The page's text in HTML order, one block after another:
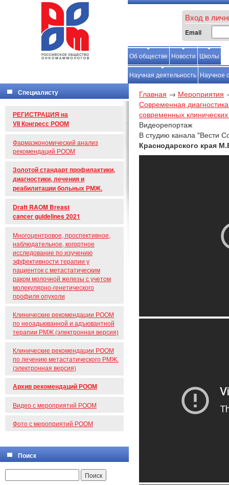
Вход в
Email
Об обществе Новости Школы
Научная деятельность Научное
Специалисту
РЕГИСТРАЦИЯ на
VII Конгресс РООМ
Фармаэкономический анализ
рекомендаций РООМ
Золотой стандарт профилактики,
диагностики, лечения и
реабилитации больных РМЖ.
Draft RAOM Breast
cancer guidelines 2021
Многоцентровое, проспективное,
наблюдательное, когортное
исследование по изучению
эффективности терапии у
пациенток с метастатическим
раком молочной железы с учетом
молекулярно-генетического
профиля опухоли
Клинические рекомендации РООМ
по неоадьюванной и адъювантной
терапии РМЖ (электронная версия)
Клинические рекомендации РООМ
по лечению метастатического РМЖ.
(электронная версия)
Архив рекомендаций РООМ
Видео с мероприятий РООМ
Фото с мероприятий РООМ
Поиск
Главная → Мероприятия
Современная
современных
Видеорепортаж
В студию канала "Вести
Краснодарского края